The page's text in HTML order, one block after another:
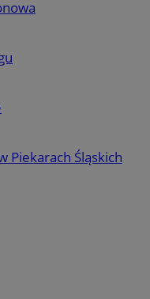
Piekarach Śląskich